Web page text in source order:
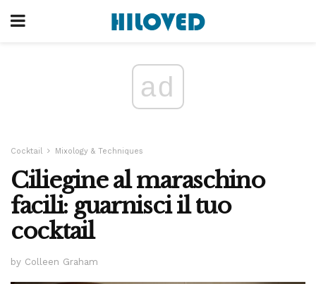
ad
Cocktail Mixology & Techniques
Ciliegine al maraschino
facili: guarnisci il tuo
cocktail
by Colleen Graham